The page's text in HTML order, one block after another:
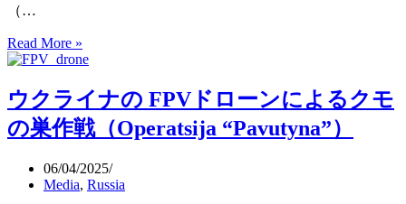
位
海
溝
型
震
（…
Read More »
コ
ト
で
ド
ー
ン
ウクライナの FPVドローンによるクモ
の巣作戦（Operatsija “Pavutyna”）
06/04/2025
Media, Russia